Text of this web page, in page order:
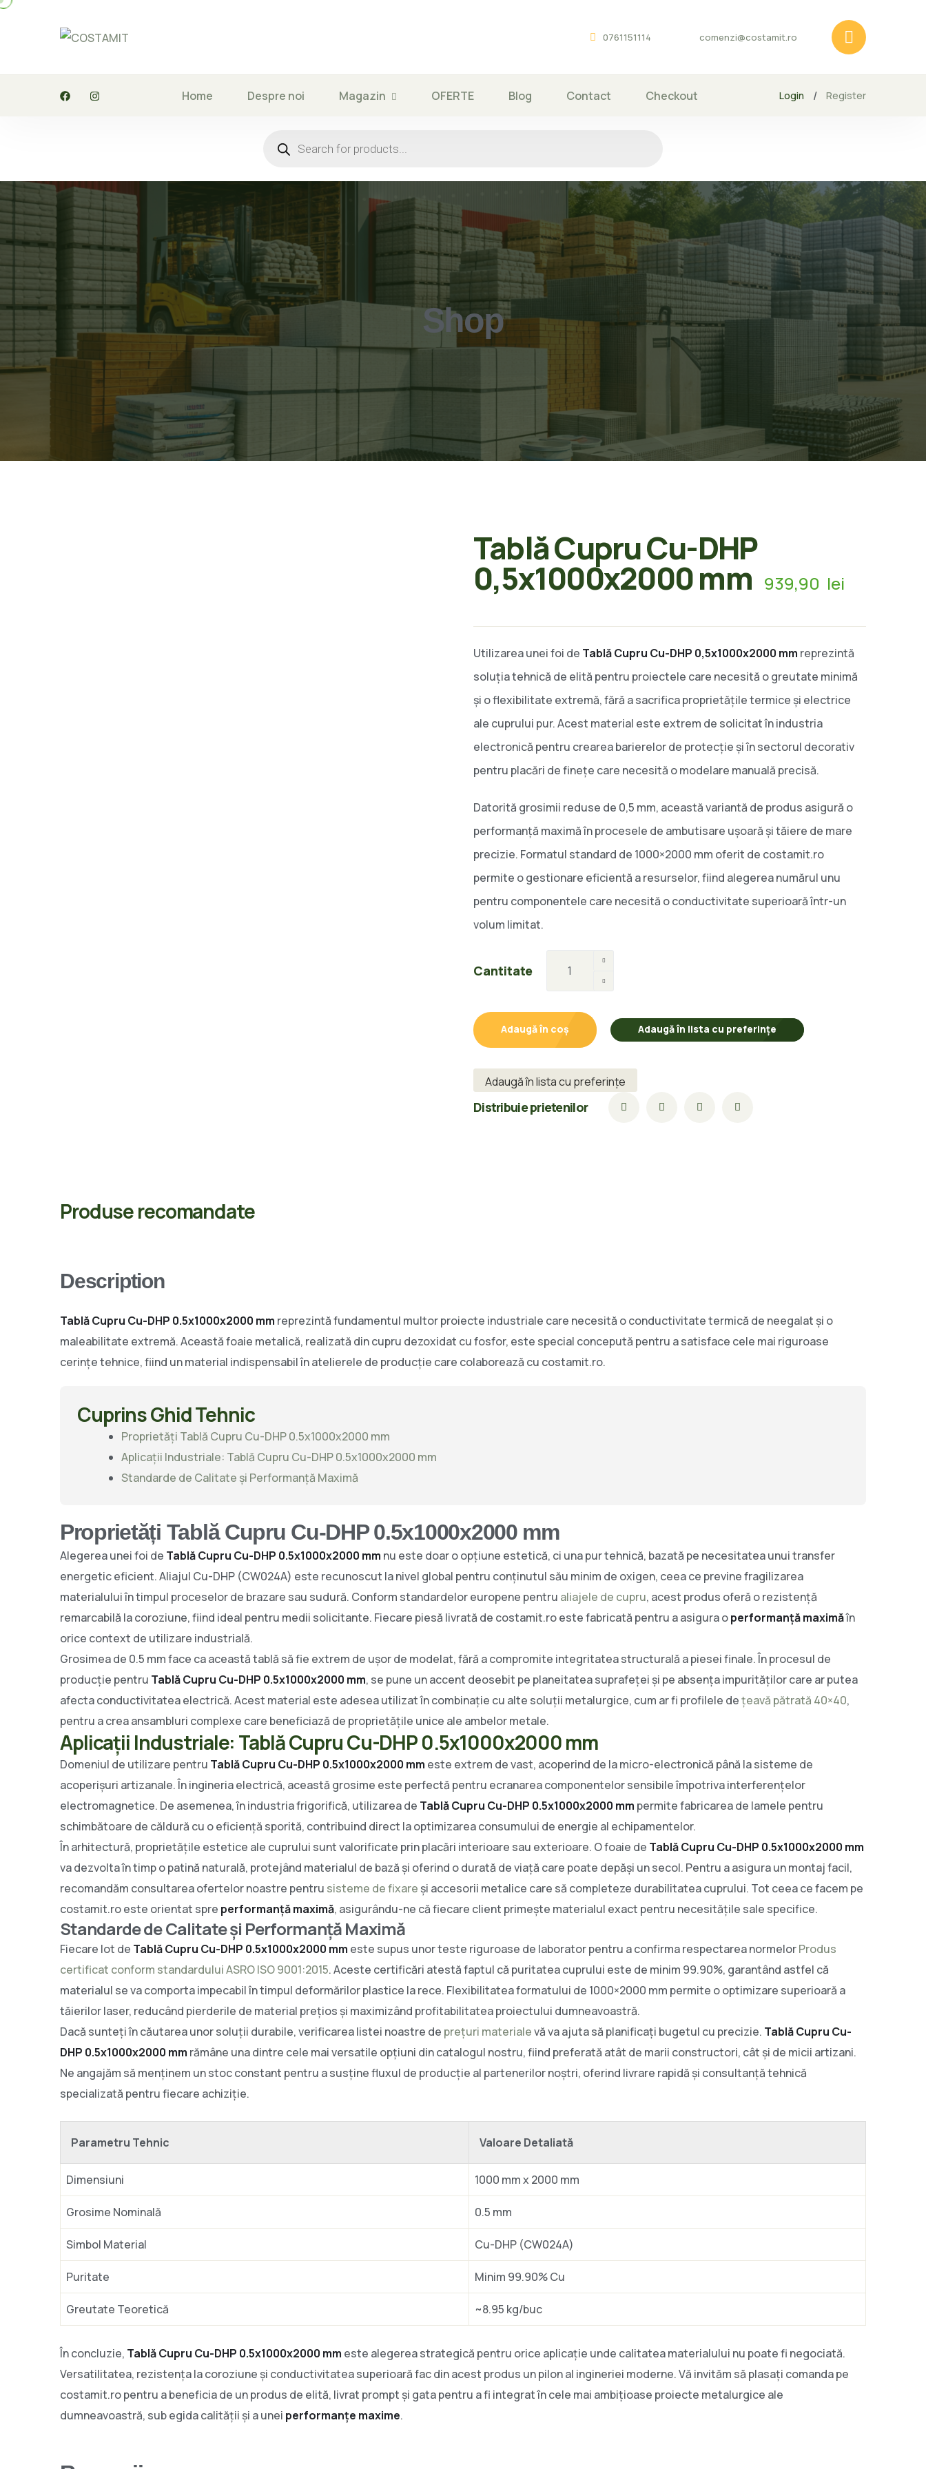
0761151114 comenzi@costamit.ro
Home Despre noi Magazin OFERTE Blog Contact Checkout Login / Register
Shop
Tablă Cupru Cu-DHP
0,5x1000x2000 mm 939,90 lei
Utilizarea unei foi de Tablă Cupru Cu-DHP 0,5x1000x2000 mm reprezintă
soluția tehnică de elită pentru proiectele care necesită o greutate minimă
și o flexibilitate extremă, fără a sacrifica proprietățile termice și electrice
ale cuprului pur. Acest material este extrem de solicitat în industria
electronică pentru crearea barierelor de protecție și în sectorul decorativ
pentru placări de finețe care necesită o modelare manuală precisă.
Datorită grosimii reduse de 0,5 mm, această variantă de produs asigură o
performanță maximă în procesele de ambutisare ușoară și tăiere de mare
precizie. Formatul standard de 1000×2000 mm oferit de costamit.ro
permite o gestionare eficientă a resurselor, fiind alegerea numărul unu
pentru componentele care necesită o conductivitate superioară într-un
volum limitat.
Cantitate
Adaugă în coș Adaugă în lista cu preferințe
Adaugă în lista cu preferințe
Distribuie prietenilor
Produse recomandate
Description
Tablă Cupru Cu-DHP 0.5x1000x2000 mm reprezintă fundamentul multor proiecte industriale care necesită o conductivitate termică de neegalat și o
maleabilitate extremă. Această foaie metalică, realizată din cupru dezoxidat cu fosfor, este special concepută pentru a satisface cele mai riguroase
cerințe tehnice, fiind un material indispensabil în atelierele de producție care colaborează cu costamit.ro.
Cuprins Ghid Tehnic
Proprietăți Tablă Cupru Cu-DHP 0.5x1000x2000 mm
Aplicații Industriale: Tablă Cupru Cu-DHP 0.5x1000x2000 mm
Standarde de Calitate și Performanță Maximă
Proprietăți Tablă Cupru Cu-DHP 0.5x1000x2000 mm
Alegerea unei foi de Tablă Cupru Cu-DHP 0.5x1000x2000 mm nu este doar o opțiune estetică, ci una pur tehnică, bazată pe necesitatea unui transfer
energetic eficient. Aliajul Cu-DHP (CW024A) este recunoscut la nivel global pentru conținutul său minim de oxigen, ceea ce previne fragilizarea
materialului în timpul proceselor de brazare sau sudură. Conform standardelor europene pentru aliajele de cupru, acest produs oferă o rezistență
remarcabilă la coroziune, fiind ideal pentru medii solicitante. Fiecare piesă livrată de costamit.ro este fabricată pentru a asigura operformanță maximăîn
orice context de utilizare industrială.
Grosimea de 0.5 mm face ca această tablă să fie extrem de ușor de modelat, fără a compromite integritatea structurală a piesei finale. În procesul de
producție pentru Tablă Cupru Cu-DHP 0.5x1000x2000 mm, se pune un accent deosebit pe planeitatea suprafeței și pe absența impurităților care ar putea
afecta conductivitatea electrică. Acest material este adesea utilizat în combinație cu alte soluții metalurgice, cum ar fi profilele dețeavă pătrată 40×40,
pentru a crea ansambluri complexe care beneficiază de proprietățile unice ale ambelor metale.
Aplicații Industriale: Tablă Cupru Cu-DHP 0.5x1000x2000 mm
Domeniul de utilizare pentru Tablă Cupru Cu-DHP 0.5x1000x2000 mm este extrem de vast, acoperind de la micro-electronică până la sisteme de
acoperișuri artizanale. În ingineria electrică, această grosime este perfectă pentru ecranarea componentelor sensibile împotriva interferențelor
electromagnetice. De asemenea, în industria frigorifică, utilizarea de Tablă Cupru Cu-DHP 0.5x1000x2000 mm permite fabricarea de lamele pentru
schimbătoare de căldură cu o eficiență sporită, contribuind direct la optimizarea consumului de energie al echipamentelor.
În arhitectură, proprietățile estetice ale cuprului sunt valorificate prin placări interioare sau exterioare. O foaie de Tablă Cupru Cu-DHP 0.5x1000x2000 mm
va dezvolta în timp o patină naturală, protejând materialul de bază și oferind o durată de viață care poate depăși un secol. Pentru a asigura un montaj facil,
recomandăm consultarea ofertelor noastre pentru sisteme de fixare și accesorii metalice care să completeze durabilitatea cuprului. Tot ceea ce facem pe
costamit.ro este orientat spre performanță maximă, asigurându-ne că fiecare client primește materialul exact pentru necesitățile sale specifice.
Standarde de Calitate și Performanță Maximă
Fiecare lot de Tablă Cupru Cu-DHP 0.5x1000x2000 mm este supus unor teste riguroase de laborator pentru a confirma respectarea normelorProdus
certificat conform standardului ASRO ISO 9001:2015. Aceste certificări atestă faptul că puritatea cuprului este de minim 99.90%, garantând astfel că
materialul se va comporta impecabil în timpul deformărilor plastice la rece. Flexibilitatea formatului de 1000×2000 mm permite o optimizare superioară a
tăierilor laser, reducând pierderile de material prețios și maximizând profitabilitatea proiectului dumneavoastră.
Dacă sunteți în căutarea unor soluții durabile, verificarea listei noastre de prețuri materialevă va ajuta să planificați bugetul cu precizie. Tablă Cupru Cu-
DHP 0.5x1000x2000 mm rămâne una dintre cele mai versatile opțiuni din catalogul nostru, fiind preferată atât de marii constructori, cât și de micii artizani.
Ne angajăm să menținem un stoc constant pentru a susține fluxul de producție al partenerilor noștri, oferind livrare rapidă și consultanță tehnică
specializată pentru fiecare achiziție.
Parametru Tehnic Valoare Detaliată
Dimensiuni 1000 mm x 2000 mm
Grosime Nominală 0.5 mm
Simbol Material Cu-DHP (CW024A)
Puritate Minim 99.90% Cu
Greutate Teoretică ~8.95 kg/buc
În concluzie, Tablă Cupru Cu-DHP 0.5x1000x2000 mm este alegerea strategică pentru orice aplicație unde calitatea materialului nu poate fi negociată.
Versatilitatea, rezistența la coroziune și conductivitatea superioară fac din acest produs un pilon al ingineriei moderne. Vă invităm să plasați comanda pe
costamit.ro pentru a beneficia de un produs de elită, livrat prompt și gata pentru a fi integrat în cele mai ambițioase proiecte metalurgice ale
dumneavoastră, sub egida calității și a unei performanțe maxime.